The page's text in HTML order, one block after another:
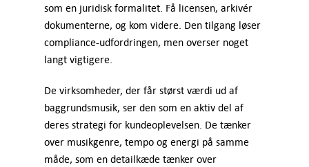
som en juridisk formalitet. Få licensen, arkivér
dokumenterne, og kom videre. Den tilgang løser
compliance-udfordringen, men overser noget
langt vigtigere.
De virksomheder, der får størst værdi ud af
baggrundsmusik, ser den som en aktiv del af
deres strategi for kundeoplevelsen. De tænker
over musikgenre, tempo og energi på samme
måde, som en detailkæde tænker over